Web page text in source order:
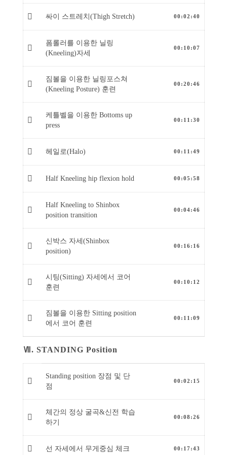
싸이 스트레치(Thigh Stretch) 00:02:40
폼롤러를 이용한 닐링
(Kneeling)자세
00:10:07
짐볼을 이용한 닐링포스쳐
(Kneeling Posture) 훈련
00:20:46
케틀벨을 이용한 Bottoms up
press
00:11:30
헤일로(Halo) 00:11:49
Half Kneeling hip flexion hold 00:05:58
Half Kneeling to Shinbox
position transition
00:04:46
신박스 자세(Shinbox
position)
00:16:16
시팅(Sitting) 자세에서 코어
훈련
00:10:12
짐볼을 이용한 Sitting position
에서 코어 훈련
00:11:09
Ⅶ. STANDING Position
Standing position 장점 및 단
점
00:02:15
체간의 정상 굴곡&신전 학습
하기
00:08:26
선 자세에서 무게중심 체크 00:17:43